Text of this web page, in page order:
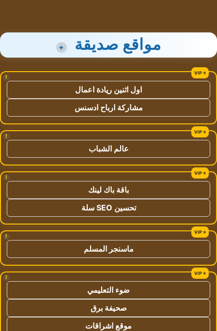
مواقع صديقة +
!
اول اثنين ريادة اعمال
مشاركة ارباح ادسنس
!
عالم الشباب
!
باقة باك لينك
تحسين SEO سلة
!
ماسنجر المسلم
!
ضوء التعليمي
صحيفة برق
موقع اشراقات